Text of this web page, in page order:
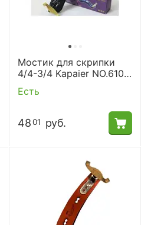
Мостик для скрипки
4/4-3/4 Kapaier NO.610
Есть
4801 руб.